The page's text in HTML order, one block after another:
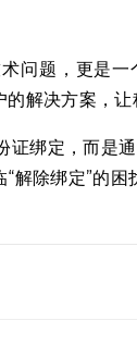
问题，更是
解决方案，让
绑定，而是
除绑定”的困